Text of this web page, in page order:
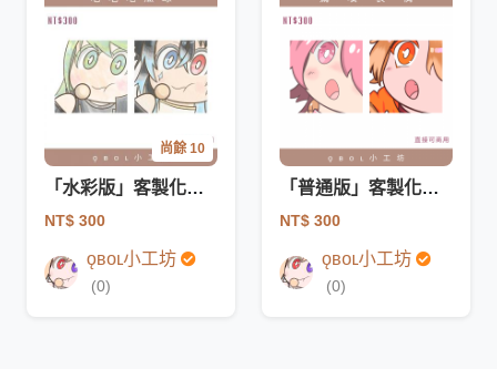
尚餘 10
「水彩版」客製化貼圖｜吃吃地瓜球
NT$ 300
ǫʙᴏʟ小工坊
(0)
「普通版」客製化貼圖｜驚呼𝖶𝗈𝗐
NT$ 300
ǫʙᴏʟ小工坊
(0)